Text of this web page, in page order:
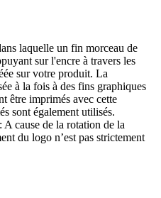
laquelle un fin morceau de
sur l'encre à travers les
sur votre produit. La
à la fois à des fins graphiques
être imprimés avec cette
sont également utilisés.
cause de la rotation de la
du logo n’est pas strictement